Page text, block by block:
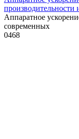
производительности
Аппаратное
современных
0468